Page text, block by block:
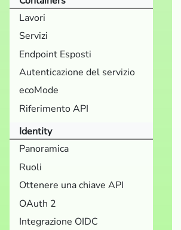
Lavori
Servizi
Endpoint Esposti
Autenticazione del servizio
ecoMode
Riferimento API
Identity
Panoramica
Ruoli
Ottenere una chiave API
OAuth 2
Integrazione OIDC